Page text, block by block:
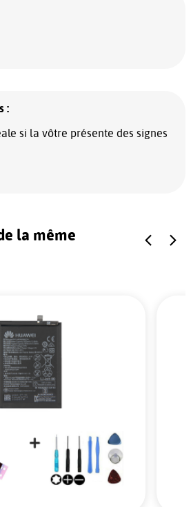
:
si la vôtre présente des signes
la même